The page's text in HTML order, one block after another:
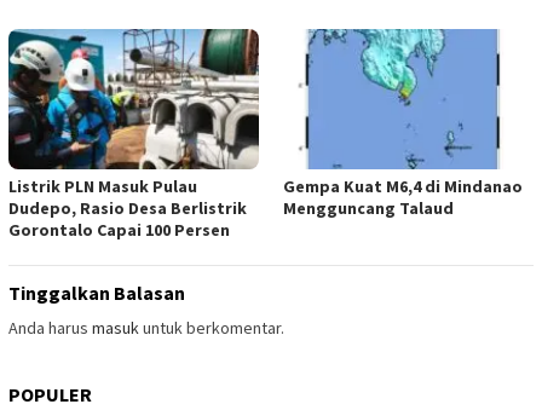
Listrik PLN Masuk Pulau
Dudepo, Rasio Desa Berlistrik
Gorontalo Capai 100 Persen
Gempa Kuat M6,4 di Mindanao
Mengguncang Talaud
Tinggalkan Balasan
Anda harus masukuntuk berkomentar.
POPULER